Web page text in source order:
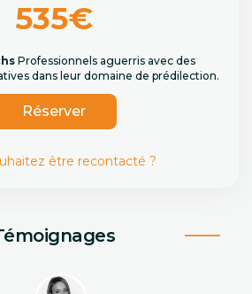
535€
Professionnels aguerris avec des
dans leur domaine de prédilection.
Réserver
être recontacté ?